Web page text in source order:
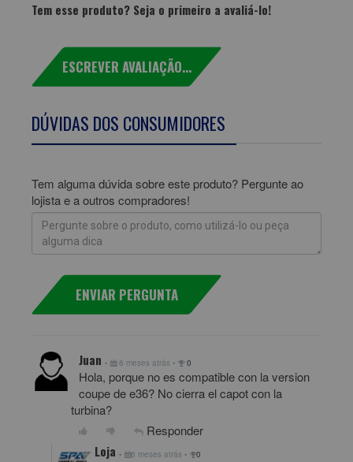
Tem esse produto? Seja o primeiro a avaliá-lo!
ESCREVER AVALIAÇÃO...
DÚVIDAS DOS CONSUMIDORES
Tem alguma dúvida sobre este produto? Pergunte ao
lojista e a outros compradores!
ENVIAR PERGUNTA
Juan • 6 meses atrás • 0
Hola, porque no es compatible con la version
coupe de e36? No cierra el capot con la
turbina?
Responder
Loja • 6 meses atrás • 0